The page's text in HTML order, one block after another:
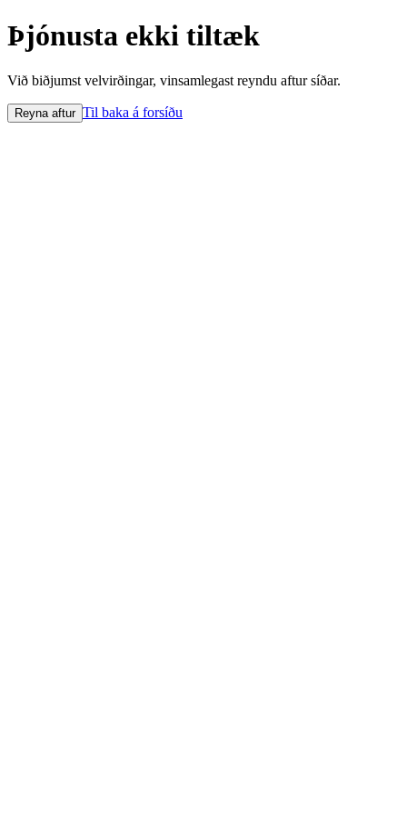
Þjónusta ekki tiltæk
Við biðjumst velvirðingar, vinsamlegast reyndu aftur síðar.
Reyna aftur Til baka á forsíðu